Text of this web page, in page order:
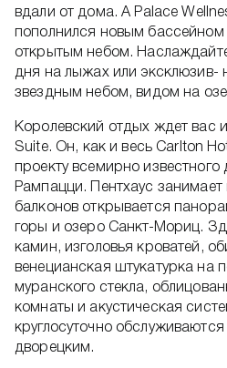
вдали от дома. А Palace
пополнился новым бассейном
открытым небом.
дня на лыжах или эксклюзив-
звездным небом, видом на
Королевский отдых ждет вас
Suite. Он, как и весь Carlton
проекту всемирно
Рампацци. Пентхаус занимает
балконов открывается
горы и озеро Санкт-Мориц.
камин, изголовья кроватей,
венецианская штукатурка на
муранского стекла,
комнаты и акустическая
круглосуточно
дворецким.